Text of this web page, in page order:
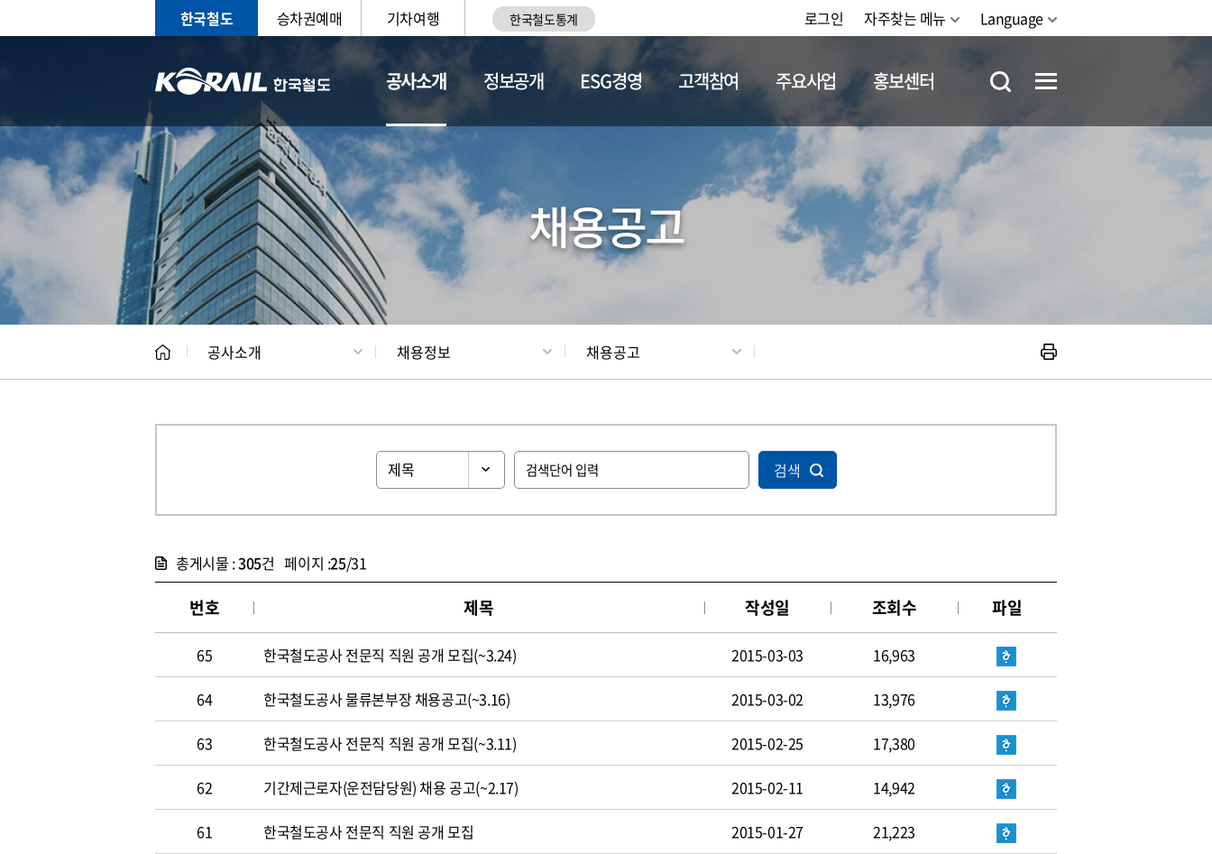
한국철도 승차권예매 기차여행 한국철도통계 로그인 자주찾는 메뉴 Language
공사소개
CEO 일반현황 채용정보
정보공개 ESG경영 고객참여 주요사업 홍보센터
채용공고
공사소개 채용정보 채용공고
검색
총게시물 :305건 페이지 :25/31
번호 제목 작성일 조회수 파일
65 한국철도공사 전문직 직원 공개 모집(~3.24) 2015-03-03 16,963
64 한국철도공사 물류본부장 채용공고(~3.16) 2015-03-02 13,976
63 한국철도공사 전문직 직원 공개 모집(~3.11) 2015-02-25 17,380
62 기간제근로자(운전담당원) 채용 공고(~2.17) 2015-02-11 14,942
61 한국철도공사 전문직 직원 공개 모집 2015-01-27 21,223